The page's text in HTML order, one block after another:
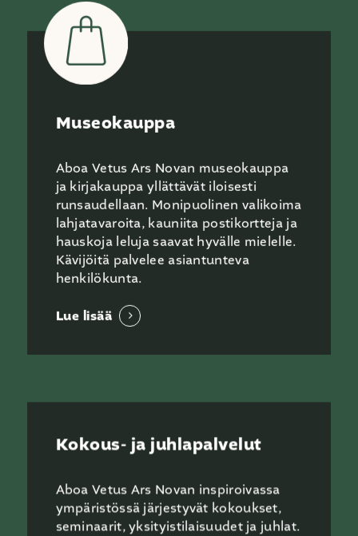
Museokauppa
Aboa Vetus Ars Novan museokauppa
ja kirjakauppa yllättävät iloisesti
runsaudellaan. Monipuolinen valikoima
lahjatavaroita, kauniita postikortteja ja
hauskoja leluja saavat hyvälle mielelle.
Kävijöitä palvelee asiantunteva
henkilökunta.
Lue lisää
Kokous- ja juhlapalvelut
Aboa Vetus Ars Novan inspiroivassa
ympäristössä järjestyvät kokoukset,
seminaarit, yksityistilaisuudet ja juhlat.